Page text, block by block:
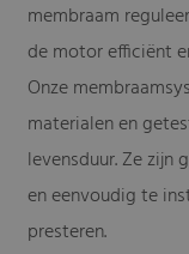
membraam
de motor efficiënt
Onze
materialen en
levensduur. Ze zijn
en eenvoudig te
presteren.